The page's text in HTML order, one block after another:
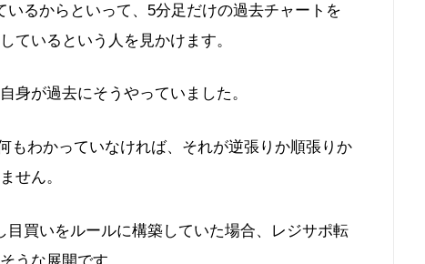
るからといって、5分足だけの過去チャートを
ているという人を見かけます。
身が過去にそうやっていました。
もわかっていなければ、それが逆張りか順張りか
せん。
買いをルールに構築していた場合、レジサポ転